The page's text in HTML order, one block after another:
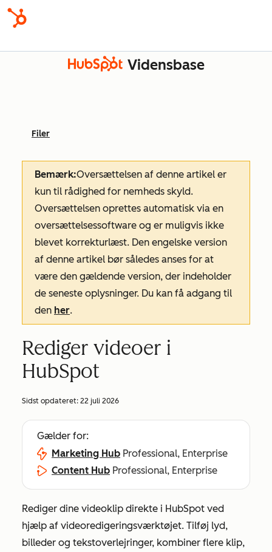
Vidensbase
Filer
Bemærk:Oversættelsen af denne artikel er
kun til rådighed for nemheds skyld.
Oversættelsen oprettes automatisk via en
oversættelsessoftware og er muligvis ikke
blevet korrekturlæst. Den engelske version
af denne artikel bør således anses for at
være den gældende version, der indeholder
de seneste oplysninger. Du kan få adgang til
den her.
Rediger videoer i
HubSpot
Sidst opdateret: 22 juli 2026
Gælder for:
Marketing Hub Professional, Enterprise
Content Hub Professional, Enterprise
Rediger dine videoklip direkte i HubSpot ved
hjælp af videoredigeringsværktøjet. Tilføj lyd,
billeder og tekstoverlejringer, kombiner flere klip,